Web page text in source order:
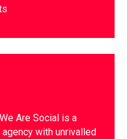
Are Social is a
with unrivalled